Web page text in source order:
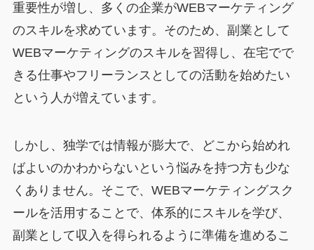
重要性が増し、多くの企業がWEBマーケティング
のスキルを求めています。そのため、副業として
WEBマーケティングのスキルを習得し、在宅でで
きる仕事やフリーランスとしての活動を始めたい
という人が増えています。
しかし、独学では情報が膨大で、どこから始めれ
ばよいのかわからないという悩みを持つ方も少な
くありません。そこで、WEBマーケティングスク
ールを活用することで、体系的にスキルを学び、
副業として収入を得られるように準備を進めるこ